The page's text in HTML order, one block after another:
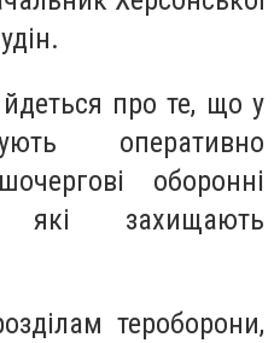
про те, що у
оперативно
оборонні
які захищають
тероборони,